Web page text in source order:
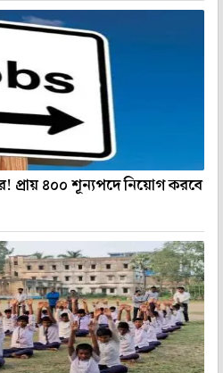
প্রায় ৪০০ শূন্যপদে নিয়োগ করবে